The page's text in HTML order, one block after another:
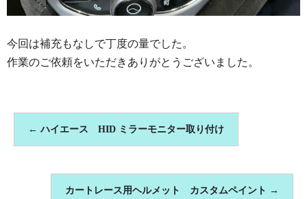
今回は補充もなしで丁度の量でした。
作業のご依頼をいただきありがとうございました。
← ハイエース HID ミラーモニター取り付け
カートレース用ヘルメット カスタムペイント →